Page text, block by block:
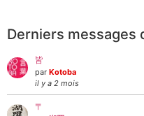
Derniers messages
皆
par Kotoba
il y a 2 mois
〒